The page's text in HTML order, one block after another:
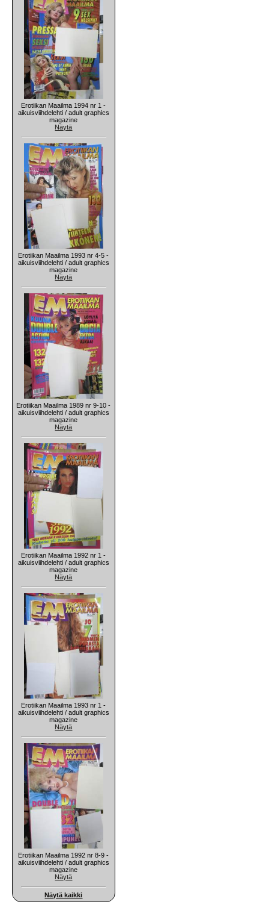
Erotiikan Maailma 1994 nr 1 -
aikuisviihdelehti / adult graphics
magazine
Näytä
Erotiikan Maailma 1993 nr 4-5 -
aikuisviihdelehti / adult graphics
magazine
Näytä
Erotiikan Maailma 1989 nr 9-10 -
aikuisviihdelehti / adult graphics
magazine
Näytä
Erotiikan Maailma 1992 nr 1 -
aikuisviihdelehti / adult graphics
magazine
Näytä
Erotiikan Maailma 1993 nr 1 -
aikuisviihdelehti / adult graphics
magazine
Näytä
Erotiikan Maailma 1992 nr 8-9 -
aikuisviihdelehti / adult graphics
magazine
Näytä
Näytä kaikki